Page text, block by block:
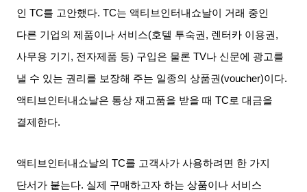
인
TC를 고안했다. TC는 액티브인터내쇼날이 거래 중인
다른 기업의 제품이나 서비스(호텔 투숙권 , 렌터카 이용권 ,
사무용 기기 , 전자제품 등) 구입은 물론 TV나 신문에 광고를
낼 수 있는 권리를 보장해 주는 일종의 상품권 (voucher)이다.
액티브인터내쇼날은 통상 재고품을 받을 때 TC로 대금을
결제한다.
액티브인터내쇼날의 TC를 고객사가 사용하려면 한 가지
단서가 붙는다. 실제 구매하고자 하는 상품이나 서비스